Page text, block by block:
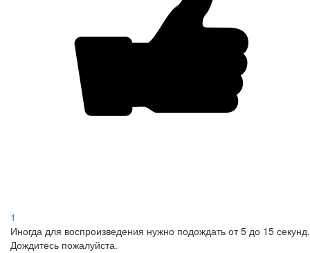
1
Иногда для воспроизведения нужно подождать от 5 до 15 секунд.
Дождитесь пожалуйста.